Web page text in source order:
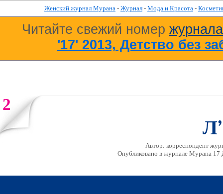
Женский журнал Мурана - Журнал - Мода и Красота -
Читайте свежий номер
'17' 2013, Детство без
2
Автор: корреспондент
Опубликовано в журналe Мурана 17